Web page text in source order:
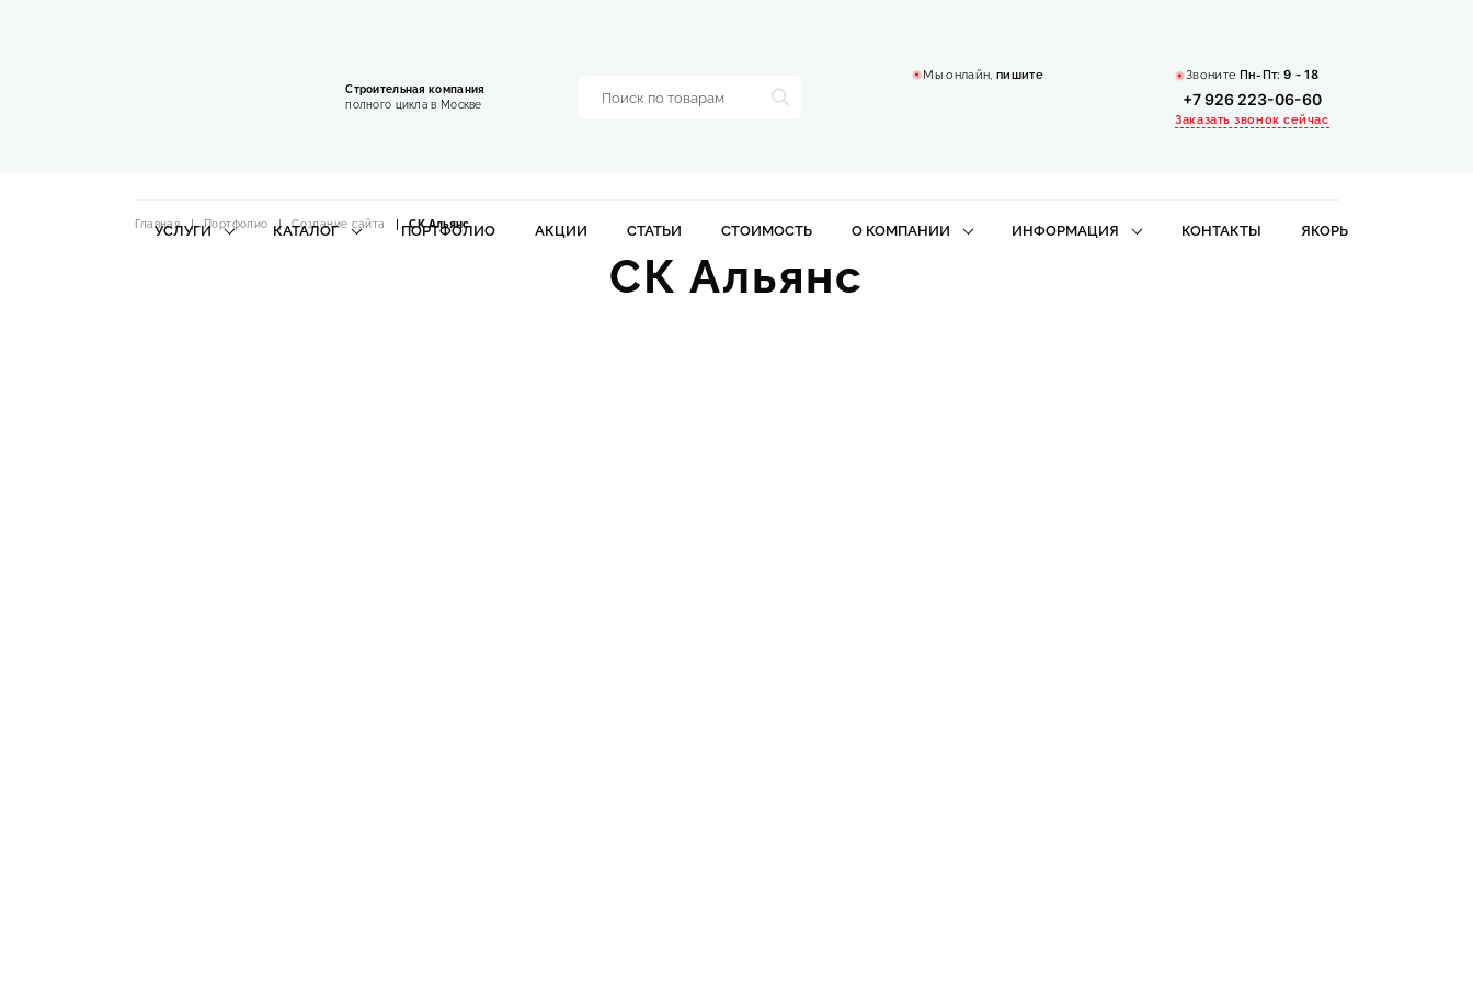
Строительная компания
полного цикла в Москве
Мы онлайн,пишите Звоните Пн-Пт: 9 - 18
+7 926 223-06-60
Заказать звонок сейчас
УСЛУГИ КАТАЛОГ ПОРТФОЛИО АКЦИИ СТАТЬИ СТОИМОСТЬ О КОМПАНИИ ИНФОРМАЦИЯ КОНТАКТЫ ЯКОРЬ
Главная Портфолио Создание сайта СК Альянс
СК Альянс